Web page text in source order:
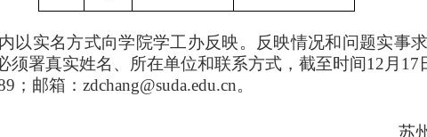
以实名方式向学院学工办反映。反映情况和问题实事
须署真实姓名、所在单位和联系方式，截至时间1 2 月 17
；邮箱： zdchang@suda.edu.cn。
苏